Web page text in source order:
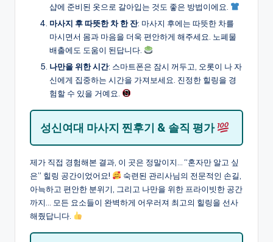
샵에 준비된 옷으로 갈아입는 것도 좋은 방법이에요.
마사지 후 따뜻한 차 한 잔: 마사지 후에는 따뜻한 차를
마시면서 몸과 마음을 더욱 편안하게 해주세요. 노폐물
배출에도 도움이 된답니다.
나만을 위한 시간: 스마트폰은 잠시 꺼두고, 오롯이 나 자
신에게 집중하는 시간을 가져보세요. 진정한 힐링을 경
험할 수 있을 거예요.
성신여대 마사지 찐후기 & 솔직 평가
제가 직접 경험해본 결과, 이 곳은 정말이지… “혼자만 알고 싶
은” 힐링 공간이었어요!
숙련된 관리사님의 전문적인 손길,
아늑하고 편안한 분위기, 그리고 나만을 위한 프라이빗한 공간
까지… 모든 요소들이 완벽하게 어우러져 최고의 힐링을 선사
해줬답니다.